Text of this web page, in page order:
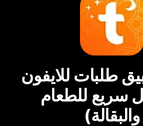
طلبات للايفون
سريع للطعام
والبقالة)